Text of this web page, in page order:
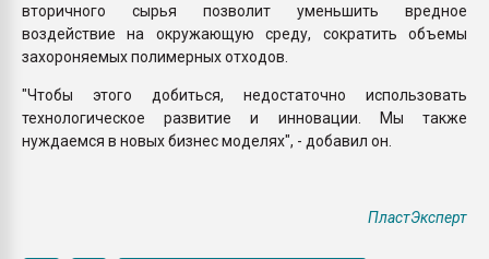
вторичного сырья позволит уменьшить вредное
воздействие на окружающую среду, сократить объемы
захороняемых полимерных отходов.
"Чтобы этого добиться, недостаточно использовать
технологическое развитие и инновации. Мы также
нуждаемся в новых бизнес моделях", - добавил он.
ПластЭксперт